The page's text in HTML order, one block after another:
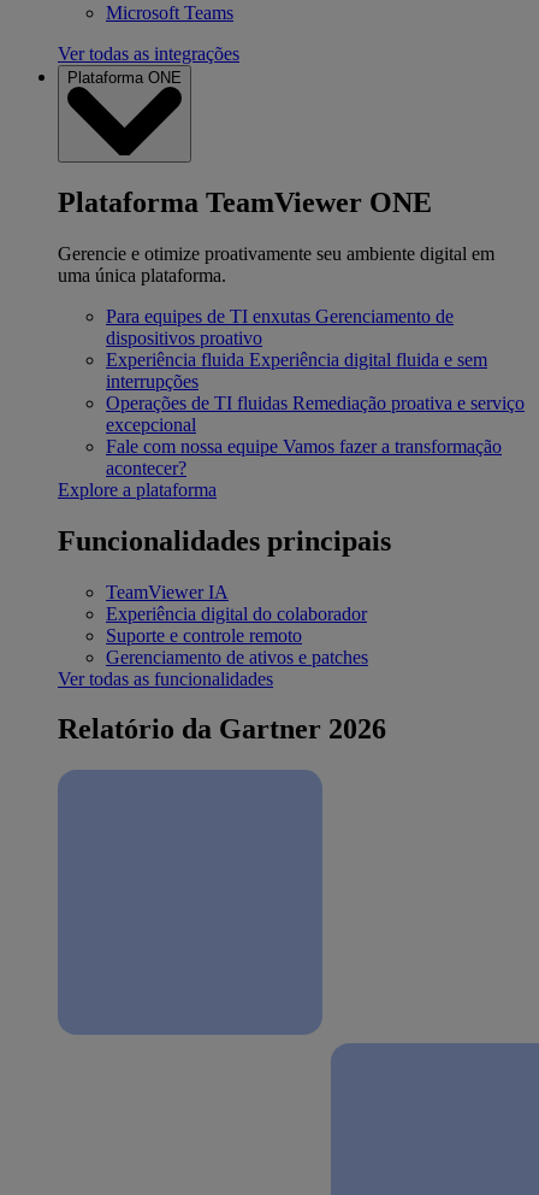
Microsoft Teams
Ver todas as integrações
Plataforma ONE
Plataforma TeamViewer ONE
Gerencie e otimize proativamente seu ambiente digital em
uma única plataforma.
Para equipes de TI enxutas Gerenciamento de
dispositivos proativo
Experiência fluida Experiência digital fluida e sem
interrupções
Operações de TI fluidas Remediação proativa e serviço
excepcional
Fale com nossa equipe Vamos fazer a transformação
acontecer?
Explore a plataforma
Funcionalidades principais
TeamViewer IA
Experiência digital do colaborador
Suporte e controle remoto
Gerenciamento de ativos e patches
Ver todas as funcionalidades
Relatório da Gartner 2026